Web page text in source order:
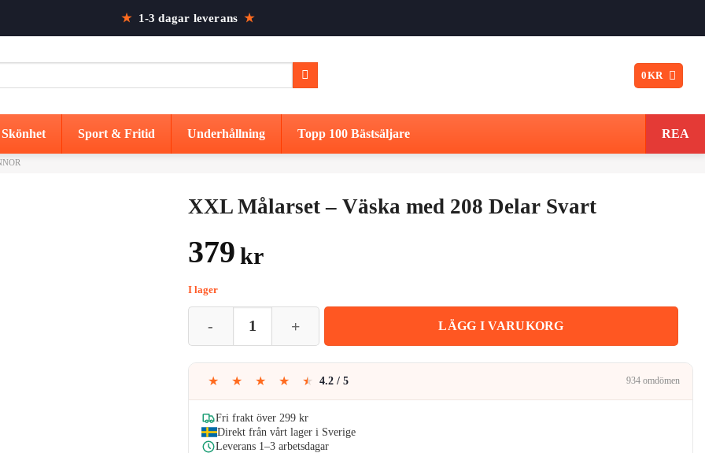
★ 1-3 dagar leverans ★
0KR
Skönhet Sport & Fritid Underhållning Topp 100 Bästsäljare REA
XXL Målarset – Väska med 208 Delar Svart
379 kr
I lager
LÄGG I VARUKORG
★ ★ ★ ★ ★ 4.2 / 5 934 omdömen
Fri frakt över 299 kr
Direkt från vårt lager i Sverige
Leverans 1–3 arbetsdagar